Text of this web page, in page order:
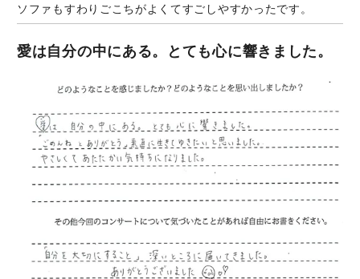
ソファもすわりごこちがよくてすごしやすかったです。
愛は自分の中にある。とても心に響きました。